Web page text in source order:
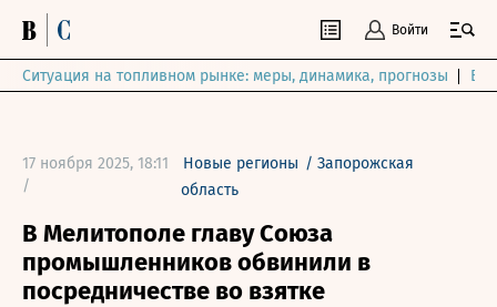
Войти
Ситуация на топливном рынке: меры, динамика, прогнозы
17 ноября 2025, 18:11
/
Новые регионы / Запорожская
область
В Мелитополе главу Союза
промышленников обвинили в
посредничестве во взятке